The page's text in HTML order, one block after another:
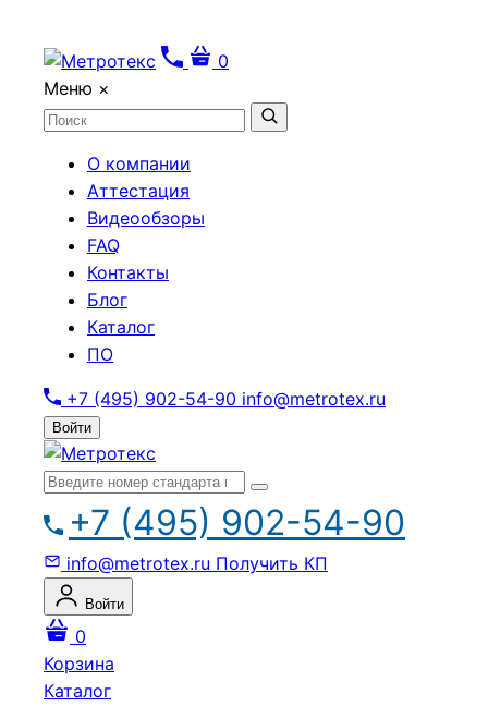
0
Меню ×
О компании
Аттестация
Видеообзоры
FAQ
Контакты
Блог
Каталог
ПО
+7 (495) 902-54-90 info@metrotex.ru
Войти
+7 (495) 902-54-90
info@metrotex.ru Получить КП
Войти
0
Корзина
Каталог